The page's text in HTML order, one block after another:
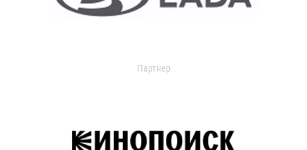
Партнер